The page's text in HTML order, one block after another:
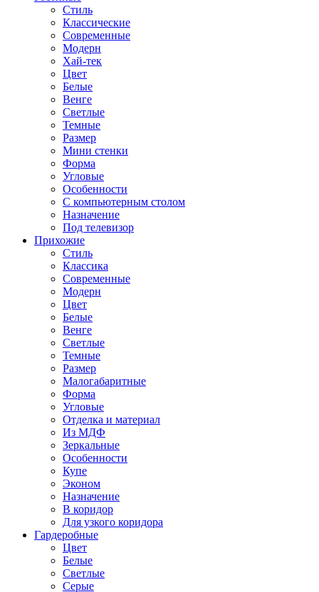
Стиль
Классические
Современные
Модерн
Хай-тек
Цвет
Белые
Венге
Светлые
Темные
Размер
Мини стенки
Форма
Угловые
Особенности
С компьютерным столом
Назначение
Под телевизор
Прихожие
Стиль
Классика
Современные
Модерн
Цвет
Белые
Венге
Светлые
Темные
Размер
Малогабаритные
Форма
Угловые
Отделка и материал
Из МДФ
Зеркальные
Особенности
Купе
Эконом
Назначение
В коридор
Для узкого коридора
Гардеробные
Цвет
Белые
Светлые
Серые